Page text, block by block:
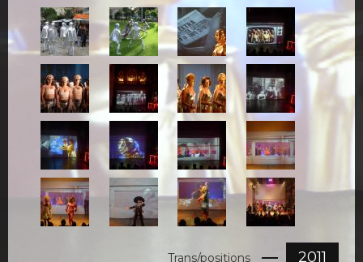
10-
TRANSPOSICIONES.jpg
12-
TRANSPOSICIONES.jpg
7-
TRANSPOSICIONES.jpg
3-
2-
TRANSPOSICIONES.jpg
4-
TRANSPOSICIONES.jpg
1-
TRANSPOSICIONES.jpg
6-
TRANSPOSICIONES.jpg
13-
TRANSPOSICIONES.jpg
TRANSPOSICIONES.jpg
15-
16-
TRANSPOSICIONES.jpg
17-
TRANSPOSICIONES.jpg
18-
TRANSPOSICIONES.jpg
19-
Trans/positions 2011